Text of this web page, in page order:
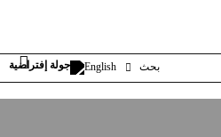
بحث English